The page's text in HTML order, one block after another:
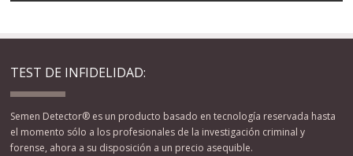
TEST DE INFIDELIDAD:
Semen Detector® es un producto basado en tecnología reservada hasta
el momento sólo a los profesionales de la investigación criminal y
forense, ahora a su disposición a un precio asequible.